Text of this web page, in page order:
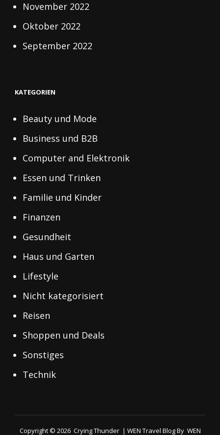
November 2022
Oktober 2022
September 2022
KATEGORIEN
Beauty und Mode
Business und B2B
Computer and Elektronik
Essen und Trinken
Familie und Kinder
Finanzen
Gesundheit
Haus und Garten
Lifestyle
Nicht kategorisiert
Reisen
Shoppen und Deals
Sonstiges
Technik
Copyright © 2026 Crying Thunder | WEN Travel Blog By WEN